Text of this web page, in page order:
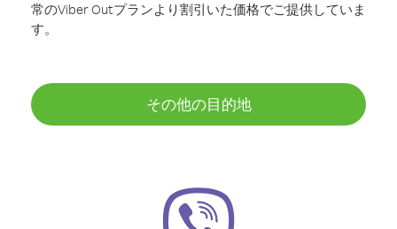
常のViber Outプランより割引いた価格でご提供していま
す。
その他の目的地